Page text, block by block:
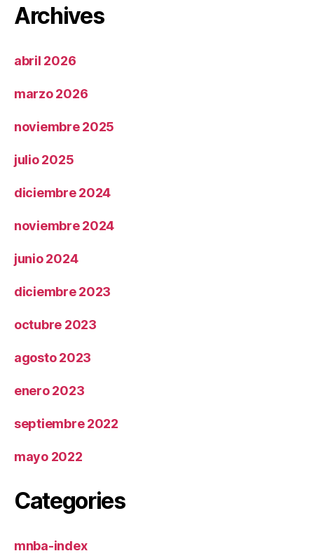
Archives
abril 2026
marzo 2026
noviembre 2025
julio 2025
diciembre 2024
noviembre 2024
junio 2024
diciembre 2023
octubre 2023
agosto 2023
enero 2023
septiembre 2022
mayo 2022
Categories
mnba-index